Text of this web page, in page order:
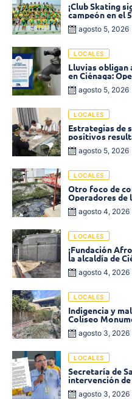
¡Club Skating
campeón en el
«Soledad sobre
agosto 5, 2026
LOCALES
Lluvias obligan
en Ciénaga:
baja presión en
agosto 5, 2026
LOCALES
Estrategias de
positivos
disminuyó un
agosto 5, 2026
LOCALES
Otro foco de
Operadores de
de la calle 19
agosto 4, 2026
LOCALES
¡Fundación
la alcaldía de
limpieza de la
Monumental
agosto 4, 2026
LOCALES
Indigencia y
Coliseo
inmediata!
agosto 3, 2026
LOCALES
Secretaría de
intervención
deagosto 3, 2026